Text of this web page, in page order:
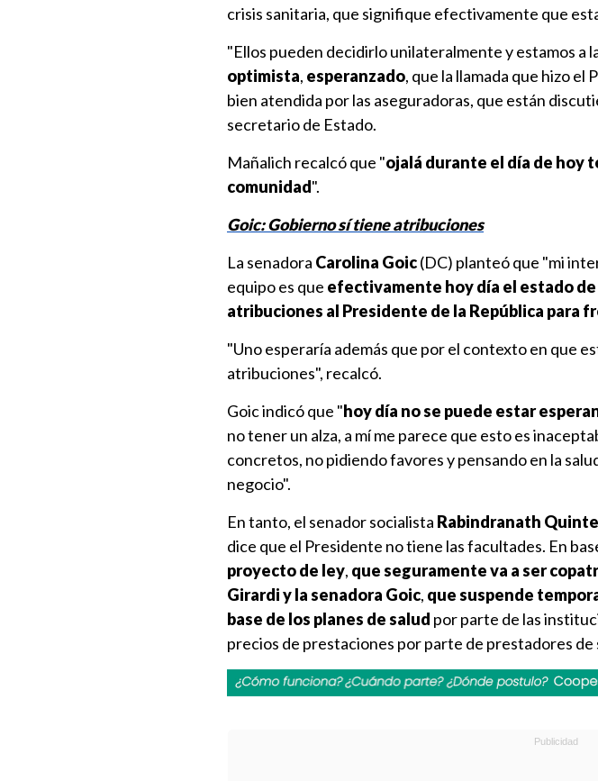
crisis sanitaria, que signifique efectivamente que
"Ellos pueden decidirlo unilateralmente y estamos a
optimista, esperanzado, que la llamada que hizo el
bien atendida por las aseguradoras, que están
secretario de Estado.
Mañalich recalcó que "ojalá durante el día de hoy
comunidad".
Goic: Gobierno sí tiene atribuciones
La senadora Carolina Goic(DC) planteó que "mi
equipo es que efectivamente hoy día el estado
atribuciones al Presidente de la República para
"Uno esperaría además que por el contexto en que
atribuciones", recalcó.
Goic indicó que "hoy día no se puede estar
no tener un alza, a mí me parece que esto es
concretos, no pidiendo favores y pensando en la
negocio".
En tanto, el senador socialista Rabindranath
dice que el Presidente no tiene las facultades. En
proyecto de ley, que seguramente va a ser
Girardi y la senadora Goic, que suspende
base de los planes de salud por parte de las
precios de prestaciones por parte de prestadores de